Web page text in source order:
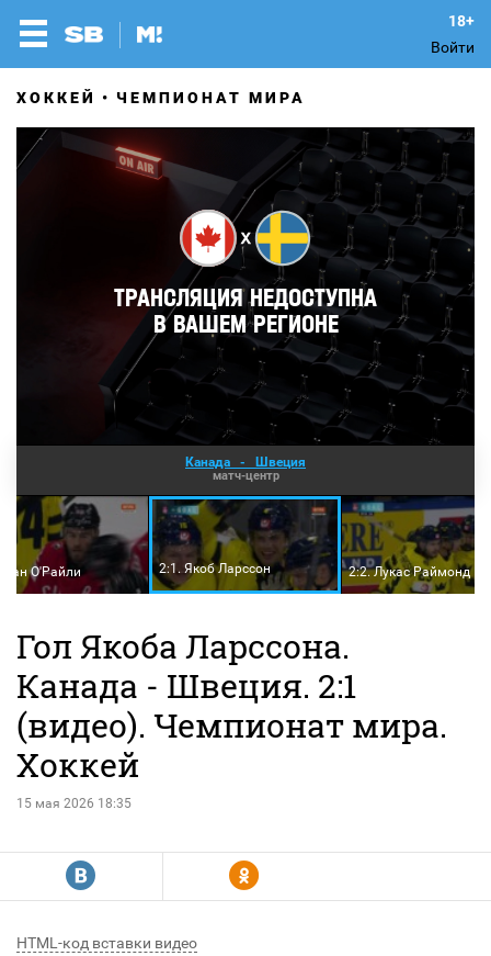
Войти
ХОККЕЙ ЧЕМПИОНАТ МИРА
Канада - Швеция
матч-центр
О'Райли 2:1. Якоб Ларссон 2:2. Лукас Раймонд
Гол Якоба Ларссона.
Канада - Швеция. 2:1
(видео). Чемпионат мира.
Хоккей
15 мая 2026 18:35
R Y
HTML-код вставки видео